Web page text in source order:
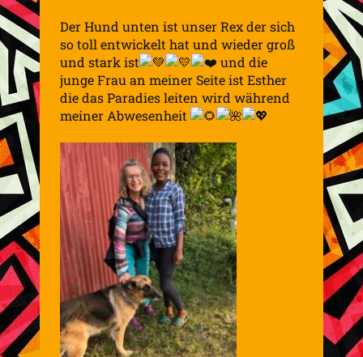
Der Hund unten ist unser Rex der sich
so toll entwickelt hat und wieder groß
und stark ist
und die
junge Frau an meiner Seite ist Esther
die das Paradies leiten wird während
meiner Abwesenheit